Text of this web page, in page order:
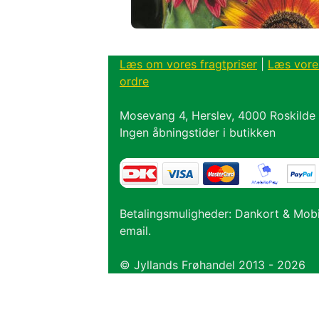
Læs om vores fragtpriser Læs
ordre
Mosevang 4, Herslev, 4000
Ingen åbningstider i butikken
Betalingsmuligheder: Dankort &
email.
© Jyllands Frøhandel 2013 - 2026